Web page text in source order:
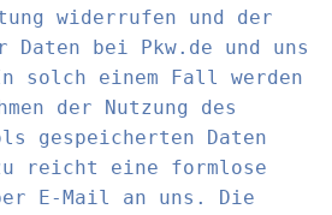
widerrufen und der
Daten bei Pkw.de und uns
solch einem Fall werden
der Nutzung des
gespeicherten Daten
reicht eine formlose
E-Mail an uns. Die